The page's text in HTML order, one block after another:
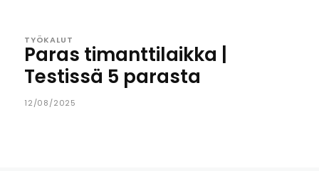
TYÖKALUT
Paras timanttilaikka |
Testissä 5 parasta
12/08/2025